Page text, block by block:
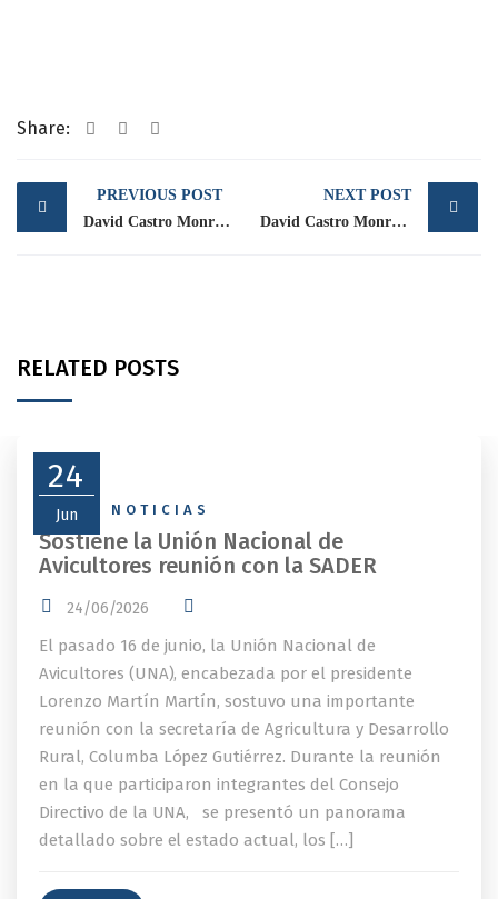
Share:
Post
navigation
PREVIOUS POST
David Castro Monroy asume la Presidencia de la UNA
NEXT POST
David Castro Monroy es el nuevo vicepresidente pecuario del CNA
RELATED POSTS
24
Jun
NEWS NOTICIAS
Sostiene la Unión Nacional de
Avicultores reunión con la SADER
24/06/2026
El pasado 16 de junio, la Unión Nacional de
Avicultores (UNA), encabezada por el presidente
Lorenzo Martín Martín, sostuvo una importante
reunión con la secretaría de Agricultura y Desarrollo
Rural, Columba López Gutiérrez. Durante la reunión
en la que participaron integrantes del Consejo
Directivo de la UNA, se presentó un panorama
detallado sobre el estado actual, los […]